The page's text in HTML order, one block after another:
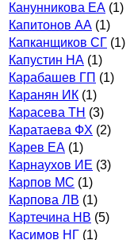
Канунникова ЕА (1)
Капитонов АА (1)
Капканщиков СГ (1)
Капустин НА (1)
Карабашев ГП (1)
Каранян ИК (1)
Карасева ТН (3)
Каратаева ФХ (2)
Карев ЕА (1)
Карнаухов ИЕ (3)
Карпов МС (1)
Карпова ЛВ (1)
Картечина НВ (5)
Касимов НГ (1)